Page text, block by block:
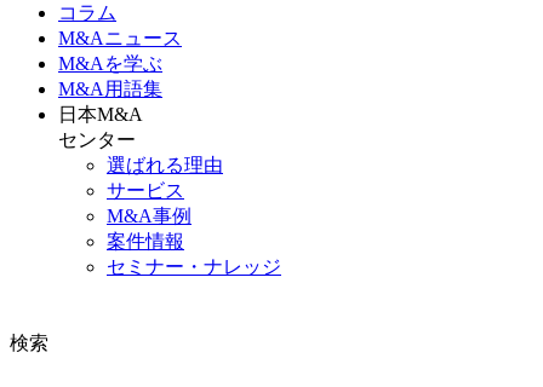
コラム
M&Aニュース
M&Aを学ぶ
M&A 用語集
日本M&A
センター
選ばれる理由
サービス
M&A事例
案件情報
セミナー・ナレッジ
検索